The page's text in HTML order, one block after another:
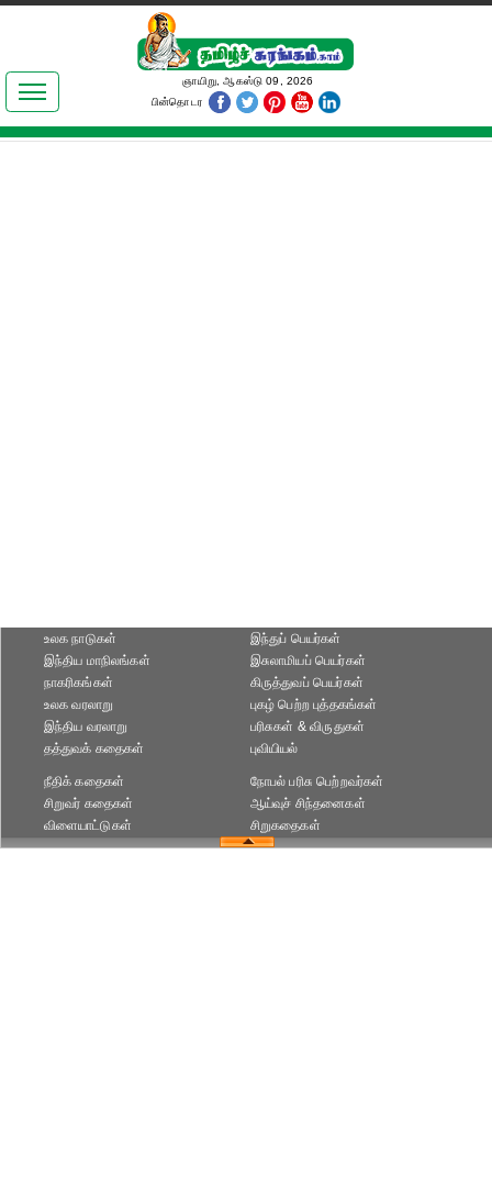
இலக்கியங்கள்
தமிழ் உலகம்
ஞாயிறு, ஆகஸ்டு 09, 2026
பின்தொடர
உலக நாடுகள்
இந்திய மாநிலங்கள்
நாகரிகங்கள்
இந்துப் பெயர்கள்
இசுலாமியப் பெயர்கள்
கிருத்துவப் பெயர்கள்
உலக வரலாறு
இந்திய வரலாறு
தத்துவக் கதைகள்
புகழ் பெற்ற புத்தகங்கள்
பரிசுகள் & விருதுகள்
புவியியல்
நீதிக் கதைகள்
சிறுவர் கதைகள்
விளையாட்டுகள்
நோபல் பரிசு‎ பெற்றவர்‎கள்
ஆய்வுச் சிந்தனைகள்
சிறுகதைகள்